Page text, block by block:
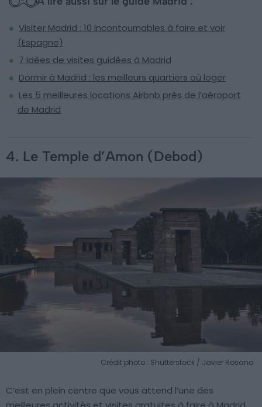
Visiter Madrid : 10 incontournables à faire et voir
(Espagne)
7 idées de visites guidées à Madrid
Dormir à Madrid : les meilleurs quartiers où loger
Les 5 meilleures locations Airbnb près de l’aéroport
de Madrid
4. Le Temple d’Amon (Debod)
Crédit photo : Shutterstock / Javier Rosano
C’est en plein centre que vous attend l’une des